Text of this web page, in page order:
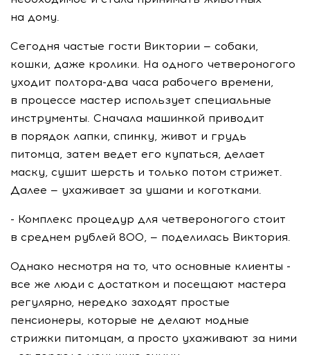
на дому.
Сегодня частые гости Виктории — собаки,
кошки, даже кролики. На одного четвероногого
уходит полтора-два часа рабочего времени,
в процессе мастер использует специальные
инструменты. Сначала машинкой приводит
в порядок лапки, спинку, живот и грудь
питомца, затем ведет его купаться, делает
маску, сушит шерсть и только потом стрижет.
Далее — ухаживает за ушами и коготками.
- Комплекс процедур для четвероногого стоит
в среднем рублей 800, — поделилась Виктория.
Однако несмотря на то, что основные клиенты -
все же люди с достатком и посещают мастера
регулярно, нередко заходят простые
пенсионеры, которые не делают модные
стрижки питомцам, а просто ухаживают за ними